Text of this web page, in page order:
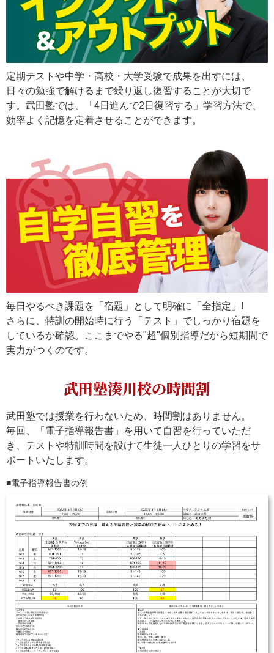
定期テストや中学・高校・大学受験で成果を出すには、
日々の勉強で解けるまで繰り返し復習することが大切で
す。武田塾では、「4日進んで2日復習する」学習方法で、
効率よく記憶を定着させることができます。
毎日やるべき課題を「宿題」として明確に「全指定」!
さらに、特訓の開始時に行う「テスト」でしっかり宿題を
しているか確認。ここまでやる"超"個別指導だから短期間で
実力がつくのです。
武田塾湊川校の時間割
武田塾では授業を行わないため、時間割はありません。
毎回、「電子指導報告書」を用いて自習を行っていただ
き、テストや特訓時間を設けて生徒一人ひとりの学習をサ
ポートいたします。
電子指導報告書の例